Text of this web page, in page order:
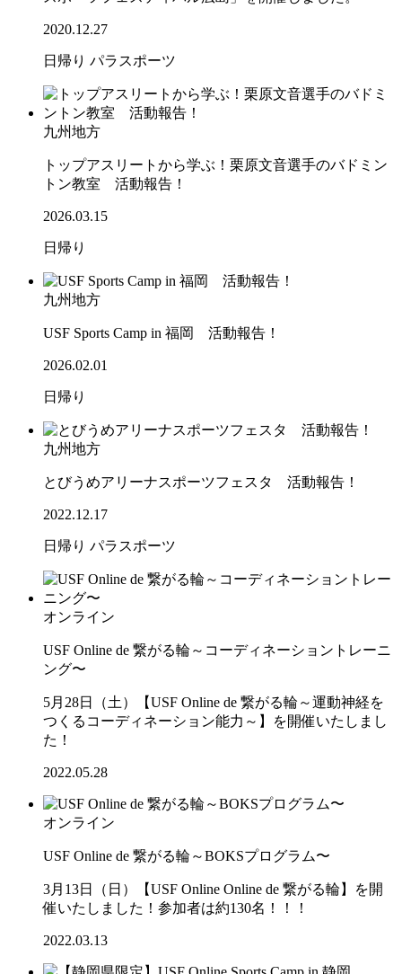
2020.12.27
日帰り パラスポーツ
九州地方
トップアスリートから学ぶ！栗原文音選手のバドミン
トン教室 活動報告！
2026.03.15
日帰り
九州地方
USF Sports Camp in 福岡 活動報告！
2026.02.01
日帰り
九州地方
とびうめアリーナスポーツフェスタ 活動報告！
2022.12.17
日帰り パラスポーツ
オンライン
USF Online de 繋がる輪～コーディネーショントレーニ
ング〜
5月28日（土）【USF Online de 繋がる輪～運動神経を
つくるコーディネーション能力～】を開催いたしまし
た！
2022.05.28
オンライン
USF Online de 繋がる輪～BOKSプログラム〜
3月13日（日）【USF Online Online de 繋がる輪】を開
催いたしました！参加者は約130名！！！
2022.03.13